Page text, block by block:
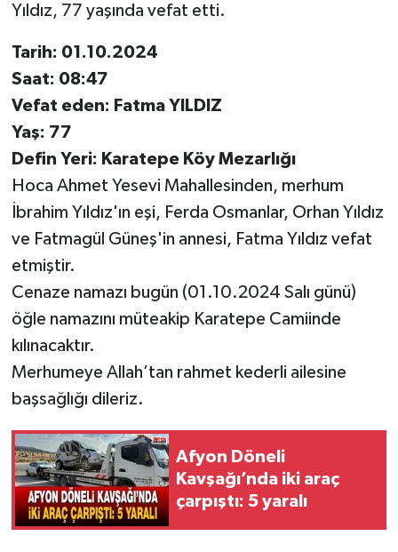
Yıldız, 77 yaşında vefat etti.
Tarih: 01.10.2024
Saat: 08:47
Vefat eden: Fatma YILDIZ
Yaş: 77
Defin Yeri: Karatepe Köy Mezarlığı
Hoca Ahmet Yesevi Mahallesinden, merhum
İbrahim Yıldız'ın eşi, Ferda Osmanlar, Orhan Yıldız
ve Fatmagül Güneş'in annesi, Fatma Yıldız vefat
etmiştir.
Cenaze namazı bugün (01.10.2024 Salı günü)
öğle namazını müteakip Karatepe Camiinde
kılınacaktır.
Merhumeye Allah’tan rahmet kederli ailesine
başsağlığı dileriz.
Afyon Döneli
Kavşağı’nda iki araç
çarpıştı: 5 yaralı